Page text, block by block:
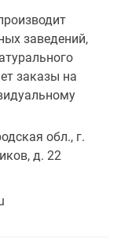
заведений,
заказы на
обл., г.
д. 22